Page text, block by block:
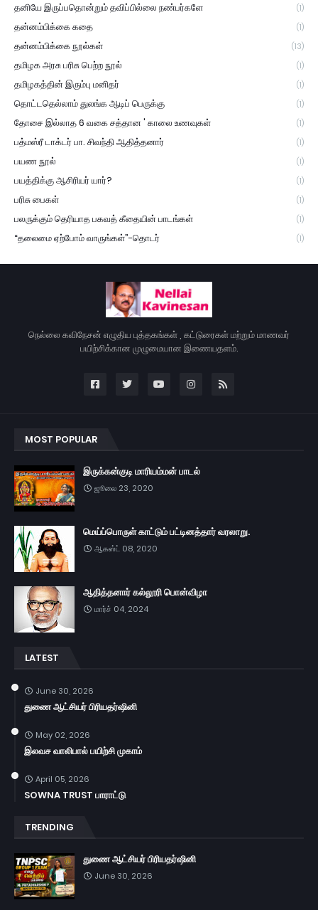
தனியே இருப்பதொன்றும் தவிப்பில்லை நண்பர்களே (1)
தன்னம்பிக்கை கதை (1)
தன்னம்பிக்கை நூல்கள் (13)
தமிழக அரசு பரிசு பெற்ற நூல் (1)
தமிழகத்தின் இரும்பு மனிதர் (1)
தொட்டதெல்லாம் துலங்க ஆடிப் பெருக்கு (1)
தோசை இல்லாத 6 வகை சத்தான ' காலை உணவுகள் (1)
பத்மஸ்ரீ டாக்டர் பா. சிவந்தி ஆதித்தனார் (1)
பயண நூல் (1)
பயத்திக்கு ஆசிரியர் யார்? (1)
பரிசு பைகள் (1)
பலருக்கும் தெரியாத பகவத் கீதையின் பாடங்கள் (1)
“தலைமை ஏற்போம் வாருங்கள்”-தொடர் (1)
நெல்லை கவிநேசன் எழுதிய புத்தகங்கள் , கட்டுரைகள் மற்றும் மாணவர்
பயிற்சிக்கான முழுமையான இணையதளம்.
MOST POPULAR
இருக்கன்குடி மாரியம்மன் பாடல்
ஜூலை 23, 2020
மெய்ப்பொருள் காட்டும் பட்டினத்தார் வரலாறு.
ஆகஸ்ட் 08, 2020
ஆதித்தனார் கல்லூரி பொன்விழா
மார்ச் 04, 2024
LATEST
June 30, 2026
துணை ஆட்சியர் பிரியதர்ஷினி
May 02, 2026
இலவச வாலிபால் பயிற்சி முகாம்
April 05, 2026
SOWNA TRUST பாராட்டு
TRENDING
துணை ஆட்சியர் பிரியதர்ஷினி
June 30, 2026